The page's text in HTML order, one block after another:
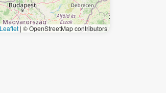
| © OpenStreetMap contributors